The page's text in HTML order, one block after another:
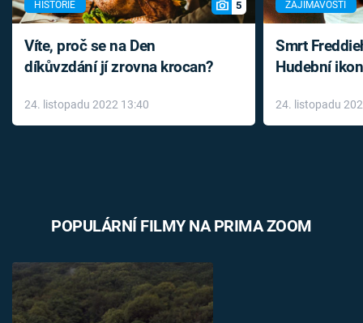
HISTORIE 5
Víte, proč se na Den
díkůvzdání jí zrovna krocan?
24. listopadu 2022 13:40
ZAJÍMAVOSTI
Smrt
Hudební
léky
24. listopadu
POPULÁRNÍ FILMY NA PRIMA ZOOM